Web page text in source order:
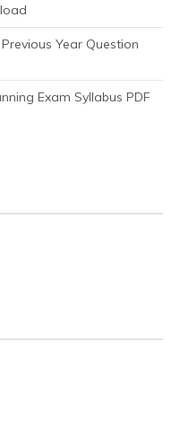
Year Question
Exam Syllabus PDF